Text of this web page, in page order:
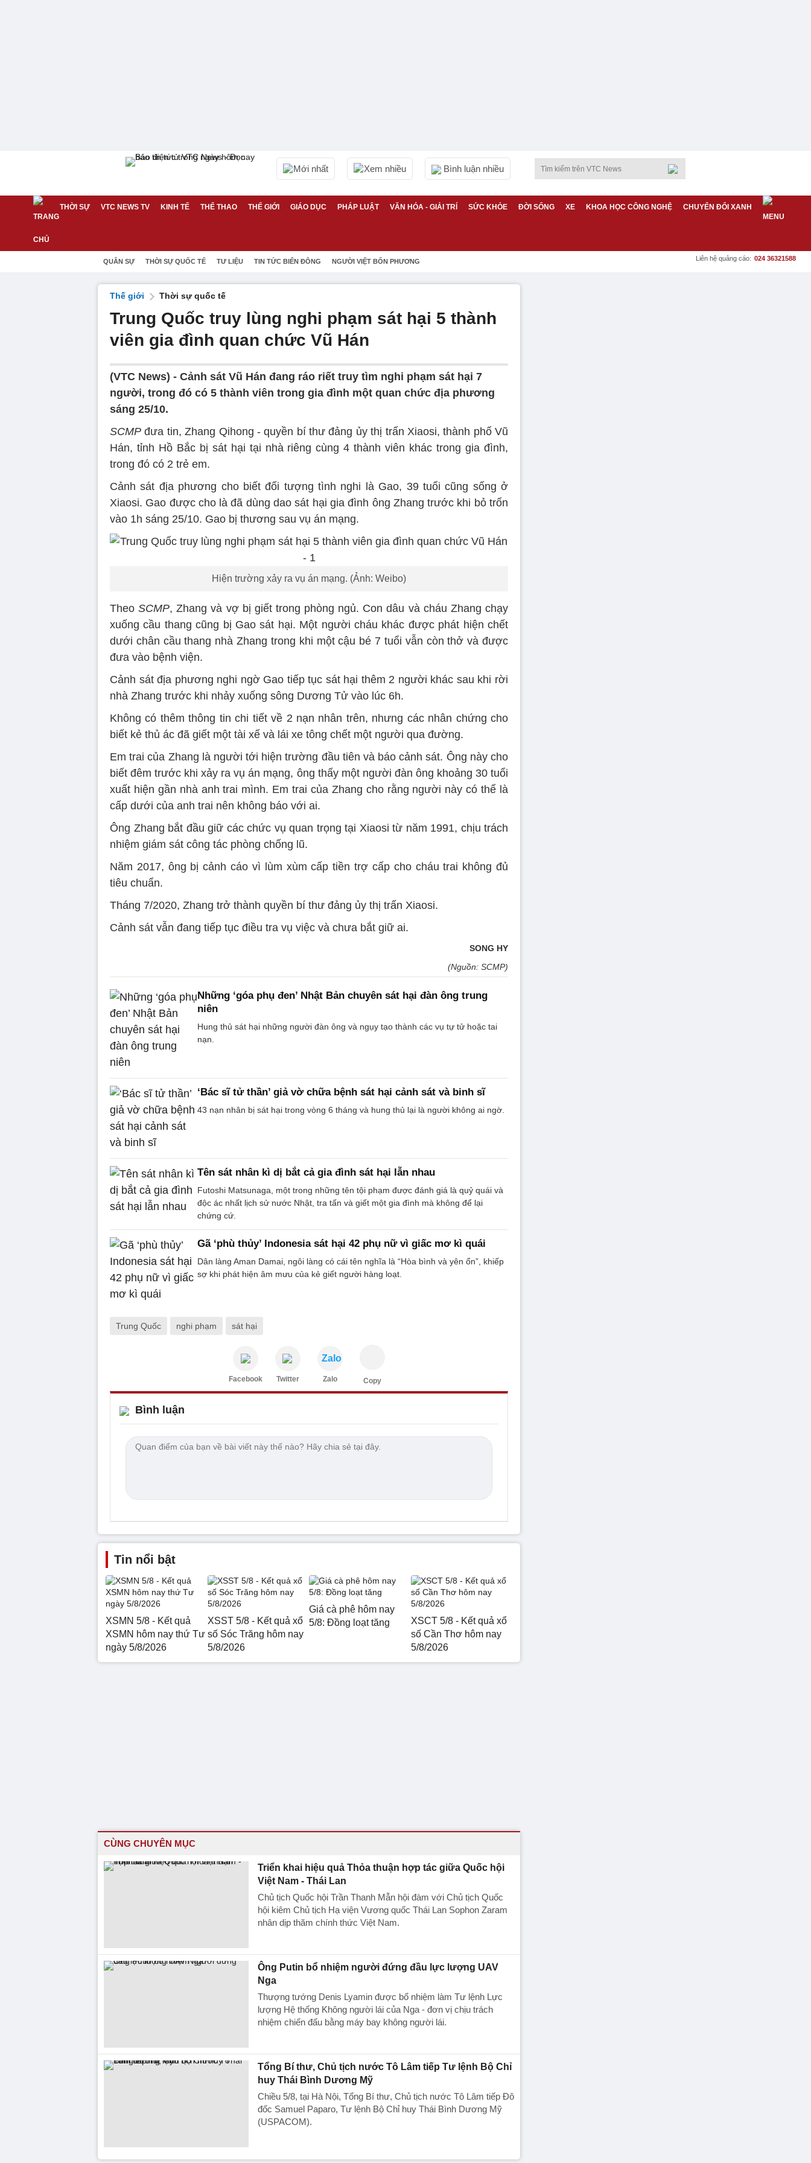
Mới nhất Xem nhiều Bình luận nhiều
THỜI SỰ VTC NEWS TV KINH TẾ THỂ THAO THẾ GIỚI GIÁO DỤC PHÁP LUẬT VĂN HÓA - GIẢI TRÍ SỨC KHỎE ĐỜI SỐNG XE KHOA HỌC CÔNG NGHỆ CHUYỂN ĐỔI XANH
QUÂN SỰ THỜI SỰ QUỐC TẾ TƯ LIỆU TIN TỨC BIỂN ĐÔNG NGƯỜI VIỆT BỐN PHƯƠNG Liên hệ quảng cáo: 024 36321588
Thế giới Thời sự quốc tế
Trung Quốc truy lùng nghi phạm sát hại 5 thành
viên gia đình quan chức Vũ Hán
(VTC News) - Cảnh sát Vũ Hán đang ráo riết truy tìm nghi phạm sát hại 7
người, trong đó có 5 thành viên trong gia đình một quan chức địa phương
sáng 25/10.
SCMP đưa tin, Zhang Qihong - quyền bí thư đảng ủy thị trấn Xiaosi, thành phố Vũ
Hán, tỉnh Hồ Bắc bị sát hại tại nhà riêng cùng 4 thành viên khác trong gia đình,
trong đó có 2 trẻ em.
Cảnh sát địa phương cho biết đối tượng tình nghi là Gao, 39 tuổi cũng sống ở
Xiaosi. Gao được cho là đã dùng dao sát hại gia đình ông Zhang trước khi bỏ trốn
vào 1h sáng 25/10. Gao bị thương sau vụ án mạng.
Hiện trường xảy ra vụ án mạng. (Ảnh: Weibo)
TheoSCMP, Zhang và vợ bị giết trong phòng ngủ. Con dâu và cháu Zhang chạy
xuống cầu thang cũng bị Gao sát hại. Một người cháu khác được phát hiện chết
dưới chân cầu thang nhà Zhang trong khi một cậu bé 7 tuổi vẫn còn thở và được
đưa vào bệnh viện.
Cảnh sát địa phương nghi ngờ Gao tiếp tục sát hại thêm 2 người khác sau khi rời
nhà Zhang trước khi nhảy xuống sông Dương Tử vào lúc 6h.
Không có thêm thông tin chi tiết về 2 nạn nhân trên, nhưng các nhân chứng cho
biết kẻ thủ ác đã giết một tài xế và lái xe tông chết một người qua đường.
Em trai của Zhang là người tới hiện trường đầu tiên và báo cảnh sát. Ông này cho
biết đêm trước khi xảy ra vụ án mạng, ông thấy một người đàn ông khoảng 30 tuổi
xuất hiện gần nhà anh trai mình. Em trai của Zhang cho rằng người này có thể là
cấp dưới của anh trai nên không báo với ai.
Ông Zhang bắt đầu giữ các chức vụ quan trọng tại Xiaosi từ năm 1991, chịu trách
nhiệm giám sát công tác phòng chống lũ.
Năm 2017, ông bị cảnh cáo vì lùm xùm cấp tiền trợ cấp cho cháu trai không đủ
tiêu chuẩn.
Tháng 7/2020, Zhang trở thành quyền bí thư đảng ủy thị trấn Xiaosi.
Cảnh sát vẫn đang tiếp tục điều tra vụ việc và chưa bắt giữ ai.
SONG HY
(Nguồn: SCMP)
Những ‘góa phụ đen’ Nhật Bản chuyên sát hại đàn ông trung
niên
Hung thủ sát hại những người đàn ông và ngụy tạo thành các vụ tự tử hoặc tai
nạn.
‘Bác sĩ tử thần’ giả vờ chữa bệnh sát hại cảnh sát và binh sĩ
43 nạn nhân bị sát hại trong vòng 6 tháng và hung thủ lại là người không ai ngờ.
Tên sát nhân kì dị bắt cả gia đình sát hại lẫn nhau
Futoshi Matsunaga, một trong những tên tội phạm được đánh giá là quỷ quái và
độc ác nhất lịch sử nước Nhật, tra tấn và giết một gia đình mà không để lại
chứng cứ.
Gã ‘phù thủy’ Indonesia sát hại 42 phụ nữ vì giấc mơ kì quái
Dân làng Aman Damai, ngôi làng có cái tên nghĩa là “Hòa bình và yên ổn”, khiếp
sợ khi phát hiện âm mưu của kẻ giết người hàng loạt.
Trung Quốc nghi phạm sát hại
Facebook Twitter
Zalo
Zalo Copy
Bình luận
Tin nổi bật
XSMN 5/8 - Kết quả
XSMN hôm nay thứ Tư
ngày 5/8/2026
XSST 5/8 - Kết quả xổ
số Sóc Trăng hôm nay
5/8/2026
Giá cà phê hôm nay
5/8: Đồng loạt tăng
XSCT 5/8 - Kết quả xổ
số Cần Thơ hôm nay
5/8/2026
CÙNG CHUYÊN MỤC
Triển khai hiệu quả Thỏa thuận hợp tác giữa Quốc hội
Việt Nam - Thái Lan
Chủ tịch Quốc hội Trần Thanh Mẫn hội đàm với Chủ tịch Quốc
hội kiêm Chủ tịch Hạ viện Vương quốc Thái Lan Sophon Zaram
nhân dịp thăm chính thức Việt Nam.
Ông Putin bổ nhiệm người đứng đầu lực lượng UAV
Nga
Thượng tướng Denis Lyamin được bổ nhiệm làm Tư lệnh Lực
lượng Hệ thống Không người lái của Nga - đơn vị chịu trách
nhiệm chiến đấu bằng máy bay không người lái.
Tổng Bí thư, Chủ tịch nước Tô Lâm tiếp Tư lệnh Bộ Chỉ
huy Thái Bình Dương Mỹ
Chiều 5/8, tại Hà Nội, Tổng Bí thư, Chủ tịch nước Tô Lâm tiếp Đô
đốc Samuel Paparo, Tư lệnh Bộ Chỉ huy Thái Bình Dương Mỹ
(USPACOM).